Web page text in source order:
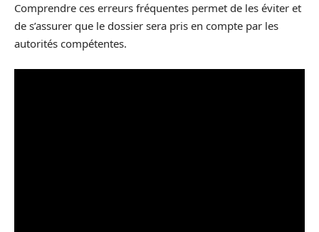
Comprendre ces erreurs fréquentes permet de les éviter et
de s’assurer que le dossier sera pris en compte par les
autorités compétentes.